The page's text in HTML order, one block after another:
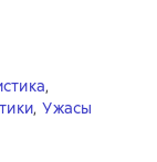
,
, Ужасы